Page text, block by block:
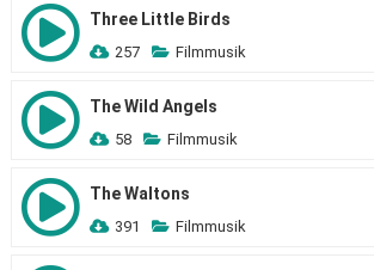
Three Little Birds
257 Filmmusik
The Wild Angels
58 Filmmusik
The Waltons
391 Filmmusik